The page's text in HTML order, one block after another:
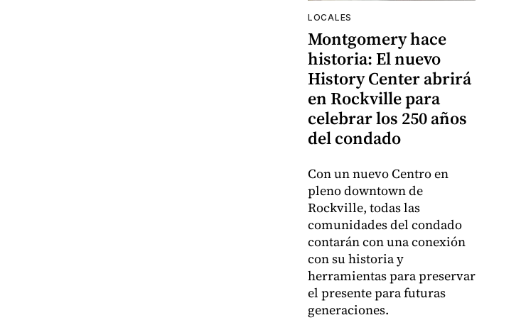
LOCALES
Montgomery hace
historia: El nuevo
History Center abrirá
en Rockville para
celebrar los 250 años
del condado
Con un nuevo Centro en
pleno downtown de
Rockville, todas las
comunidades del condado
contarán con una conexión
con su historia y
herramientas para preservar
el presente para futuras
generaciones.